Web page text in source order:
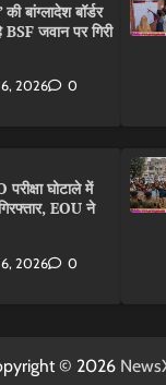
बांग्लादेश बॉर्डर
जवान पर गिरी
2026 0
घोटाले में
EOU ने
2026 0
© 2026